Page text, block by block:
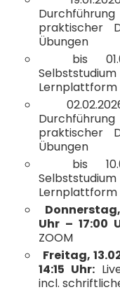
praktischer
Übungen
bis
Lernplattform
praktischer
Übungen
bis
Lernplattform
Uhr – 17:00
ZOOM
Freitag,
14:15 Uhr:
incl.